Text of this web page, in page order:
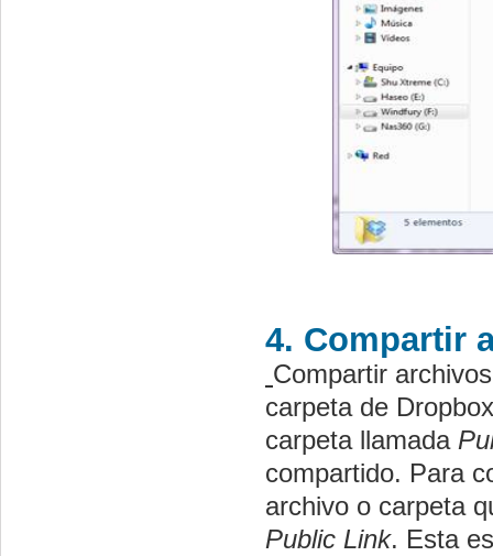
4. Compartir
Compartir
carpeta de
carpeta llamada
compartido. Para
archivo o carpeta
Public Link. Esta